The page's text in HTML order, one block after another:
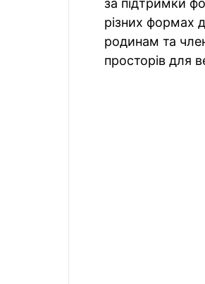
за підтримки
різних формах
родинам та
просторів для